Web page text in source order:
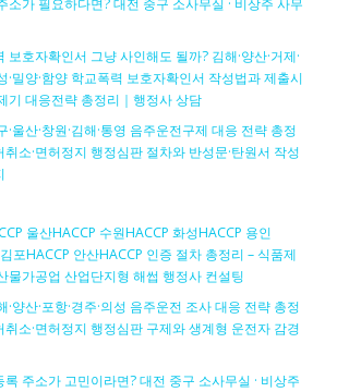
소가 필요하다면? 대전 중구 소사무실 · 비상주 사무
보호자확인서 그냥 사인해도 될까? 김해·양산·거제·
·밀양·함양 학교폭력 보호자확인서 작성법과 제출시
기 대응전략 총정리｜행정사 상담
·울산·창원·김해·통영 음주운전구제 대응 전략 총정
취소·면허정지 행정심판 절차와 반성문·탄원서 작성
울산HACCP 수원HACCP 화성HACCP 용인
포HACCP 안산HACCP 인증 절차 총정리 – 식품제
물가공업 산업단지형 해썹 행정사 컨설팅
·양산·포항·경주·의성 음주운전 조사 대응 전략 총정
취소·면허정지 행정심판 구제와 생계형 운전자 감경
록 주소가 고민이라면? 대전 중구 소사무실 · 비상주